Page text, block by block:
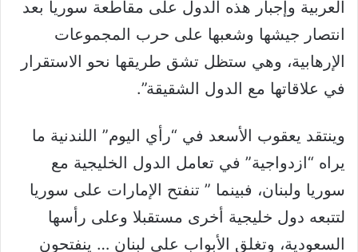
العربية وإجبار هذه الدول على مقاطعة سوريا بعد
انتصار جيشها وشعبها على حرب المجموعات
الإرهابية، وهي ستظل تشق طريقها نحو الاستقرار
في علاقاتها مع الدول الشقيقة”.
وينتقد يعقوب الأسعد في “رأي اليوم” اللندنية ما
يراه “ازدواجية” في تعامل الدول الخليجية مع
سوريا ولبنان، فبينما ” تنفتح الإمارات على سوريا
لتتبعه دول خليجية أخرى مستقبلا وعلى رأسها
السعودية، وتغلق الأبواب على لبنان … ينفتحون